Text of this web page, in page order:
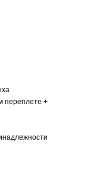
переплете +